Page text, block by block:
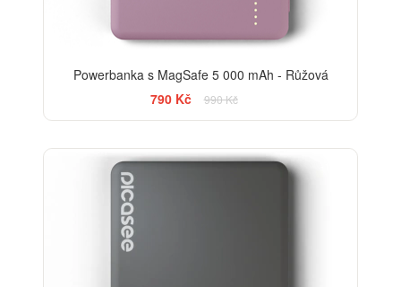
Powerbanka s MagSafe 5 000 mAh - Růžová
790 Kč
990 Kč